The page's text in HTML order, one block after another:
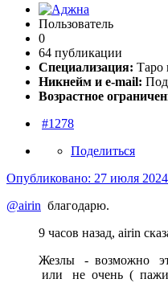
Пользователь
0
64 публикации
Специализация: Таро
Никнейм и e-mail:
Возрастное
#1278
Поделиться
Опубликовано: 27 июля 2024
@airin благодарю.
9 часов назад, airin
Жезлы - возможно
или не очень (